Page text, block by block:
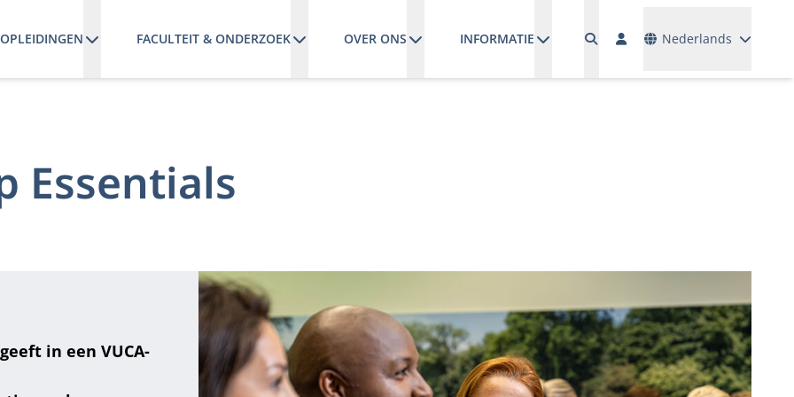
OPLEIDINGEN FACULTEIT & ONDERZOEK OVER ONS INFORMATIE Nederlands
Essentials
in een VUCA-